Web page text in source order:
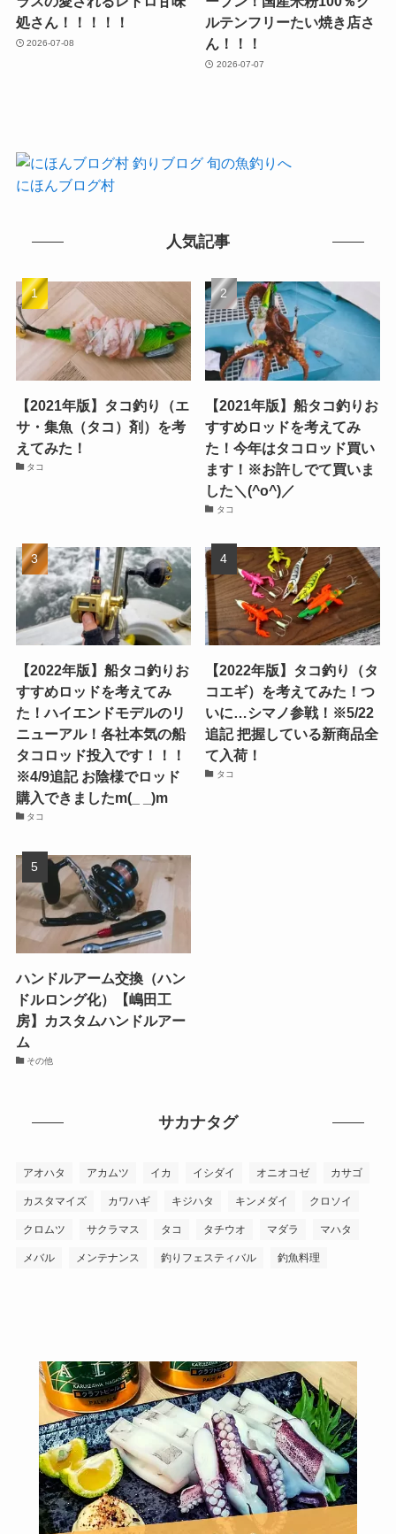
処さん！！！！！
2026-07-08
ルテンフリーたい焼き店さ
ん！！！
2026-07-07
にほんブログ村
人気記事
【2021年版】タコ釣り（エ
サ・集魚（タコ）剤）を考
えてみた！
タコ
【2021年版】船タコ釣りお
すすめロッドを考えてみ
た！今年はタコロッド買い
ます！※お許しでて買いま
した＼(^o^)／
タコ
【2022年版】船タコ釣りお
すすめロッドを考えてみ
た！ハイエンドモデルのリ
ニューアル！各社本気の船
タコロッド投入です！！！
※4/9追記 お陰様でロッド
購入できましたm(_ _)m
タコ
【2022年版】タコ釣り（タ
コエギ）を考えてみた！つ
いに…シマノ参戦！※5/22
追記 把握している新商品全
て入荷！
タコ
ハンドルアーム交換（ハン
ドルロング化）【嶋田工
房】カスタムハンドルアー
ム
その他
サカナタグ
アオハタ アカムツ イカ イシダイ オニオコゼ カサゴ
カスタマイズ カワハギ キジハタ キンメダイ クロソイ
クロムツ サクラマス タコ タチウオ マダラ マハタ
メバル メンテナンス 釣りフェスティバル 釣魚料理